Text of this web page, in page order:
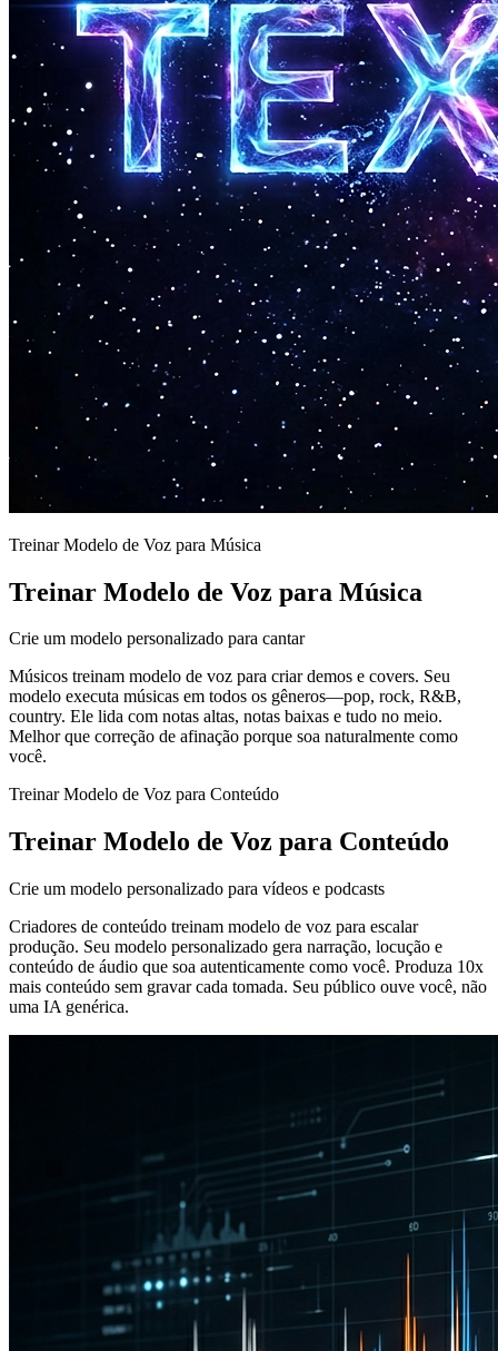
Treinar Modelo de Voz para Música
Treinar Modelo de Voz para Música
Crie um modelo personalizado para cantar
Músicos treinam modelo de voz para criar demos e covers. Seu
modelo executa músicas em todos os gêneros—pop, rock, R&B,
country. Ele lida com notas altas, notas baixas e tudo no meio.
Melhor que correção de afinação porque soa naturalmente como
você.
Treinar Modelo de Voz para Conteúdo
Treinar Modelo de Voz para Conteúdo
Crie um modelo personalizado para vídeos e podcasts
Criadores de conteúdo treinam modelo de voz para escalar
produção. Seu modelo personalizado gera narração, locução e
conteúdo de áudio que soa autenticamente como você. Produza 10x
mais conteúdo sem gravar cada tomada. Seu público ouve você, não
uma IA genérica.